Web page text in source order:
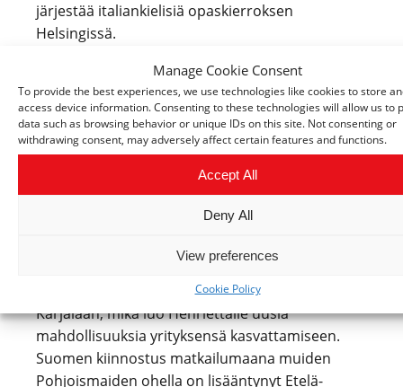
Manage Cookie Consent
To provide the best experiences, we use technologies like cookies to store
access device information. Consenting to these technologies will allow us to
data such as browsing behavior or unique IDs on this site. Not consenting or
withdrawing consent, may adversely affect certain features and functions.
Accept All
Deny All
View preferences
Cookie Policy
järjestää italiankielisiä opaskierroksen
Helsingissä.
Suorat lennot ja
tulevaisuuden
suunnitelmat
Ensi vuonna on julkisten tietojen mukaan
odotettavissa suoria lentoja Etelä-Euroopasta
Joensuuhun. Tämä tulee merkittävästi
helpottamaan matkailijoiden pääsyä Pohjois-
Karjalaan, mikä luo Henriettalle uusia
mahdollisuuksia yrityksensä kasvattamiseen.
Suomen kiinnostus matkailumaana muiden
Pohjoismaiden ohella on lisääntynyt Etelä-